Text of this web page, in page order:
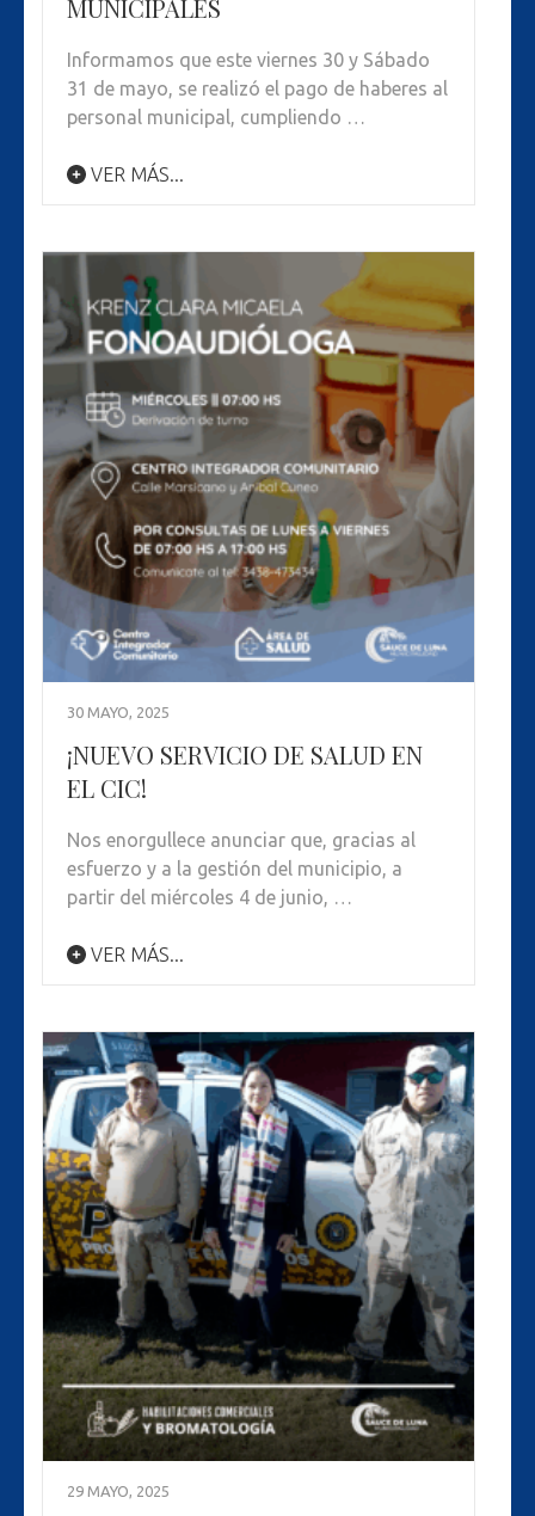
MUNICIPALES
Informamos que este viernes 30 y Sábado
31 de mayo, se realizó el pago de haberes al
personal municipal, cumpliendo …
VER MÁS...
30 MAYO, 2025
¡NUEVO SERVICIO DE SALUD EN
EL CIC!
Nos enorgullece anunciar que, gracias al
esfuerzo y a la gestión del municipio, a
partir del miércoles 4 de junio, …
VER MÁS...
29 MAYO, 2025